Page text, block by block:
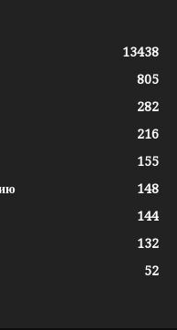
13438
805
282
216
155
148
144
132
52